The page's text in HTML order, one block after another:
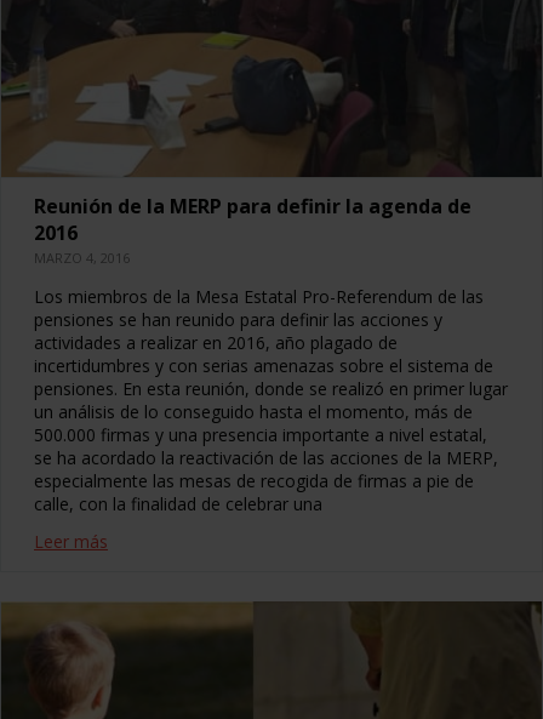
Reunión de la MERP para definir la agenda de
2016
MARZO 4, 2016
Los miembros de la Mesa Estatal Pro-Referendum de las
pensiones se han reunido para definir las acciones y
actividades a realizar en 2016, año plagado de
incertidumbres y con serias amenazas sobre el sistema de
pensiones. En esta reunión, donde se realizó en primer lugar
un análisis de lo conseguido hasta el momento, más de
500.000 firmas y una presencia importante a nivel estatal,
se ha acordado la reactivación de las acciones de la MERP,
especialmente las mesas de recogida de firmas a pie de
calle, con la finalidad de celebrar una
Leer más